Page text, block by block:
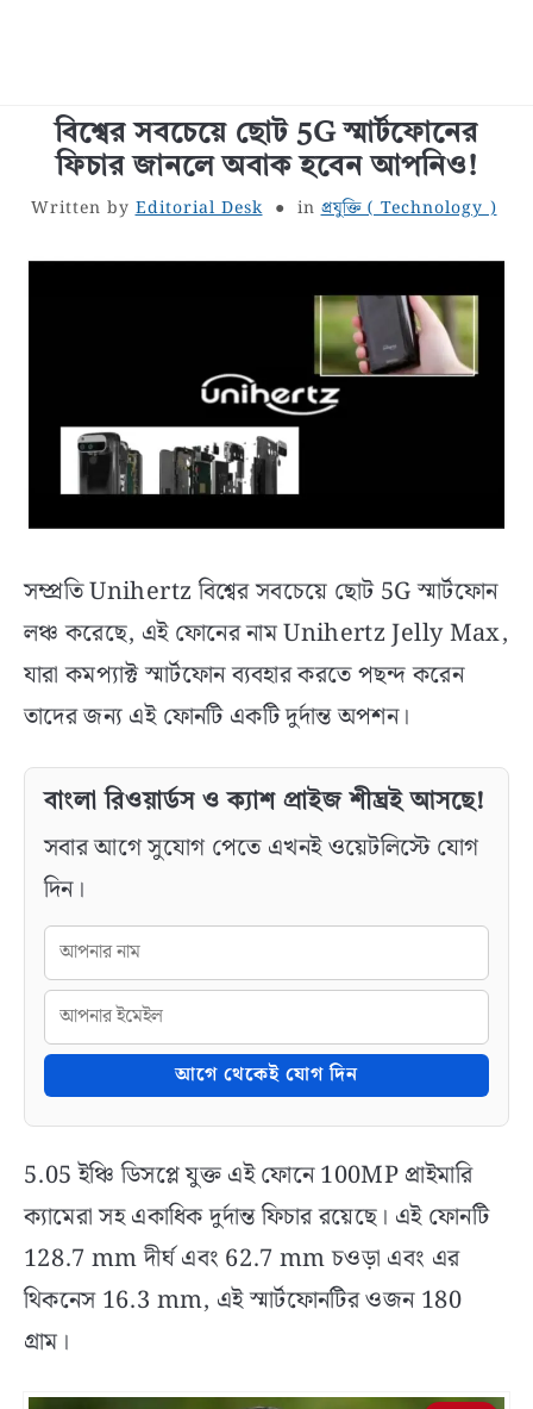
বাংলা জীবনী
শরীর স্বাস্থ্য
বাঙালি খাবার
বিশ্বের সবচেয়ে ছোট 5G স্মার্টফোনের
ফিচার জানলে অবাক হবেন আপনিও!
Written byEditorial Desk inপ্রযুক্তি ( Technology )
সম্প্রতি Unihertz বিশ্বের সবচেয়ে ছোট 5G স্মার্টফোন
লঞ্চ করেছে, এই ফোনের নাম Unihertz Jelly Max,
যারা কমপ্যাক্ট স্মার্টফোন ব্যবহার করতে পছন্দ করেন
তাদের জন্য এই ফোনটি একটি দুর্দান্ত অপশন।
বাংলা রিওয়ার্ডস ও ক্যাশ প্রাইজ শীঘ্রই আসছে!
সবার আগে সুযোগ পেতে এখনই ওয়েটলিস্টে যোগ
দিন।
আগে থেকেই যোগ দিন
5.05 ইঞ্চি ডিসপ্লে যুক্ত এই ফোনে 100MP প্রাইমারি
ক্যামেরা সহ একাধিক দুর্দান্ত ফিচার রয়েছে। এই ফোনটি
128.7 mm দীর্ঘ এবং 62.7 mm চওড়া এবং এর
থিকনেস 16.3 mm, এই স্মার্টফোনটির ওজন 180
গ্রাম।